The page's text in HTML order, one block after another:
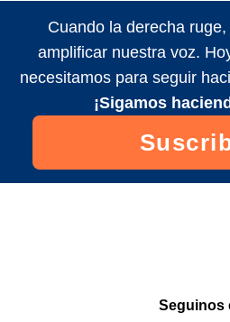
Cuando la derecha
amplificar nuestra voz.
necesitamos para seguir
¡Sigamos
Seguinos